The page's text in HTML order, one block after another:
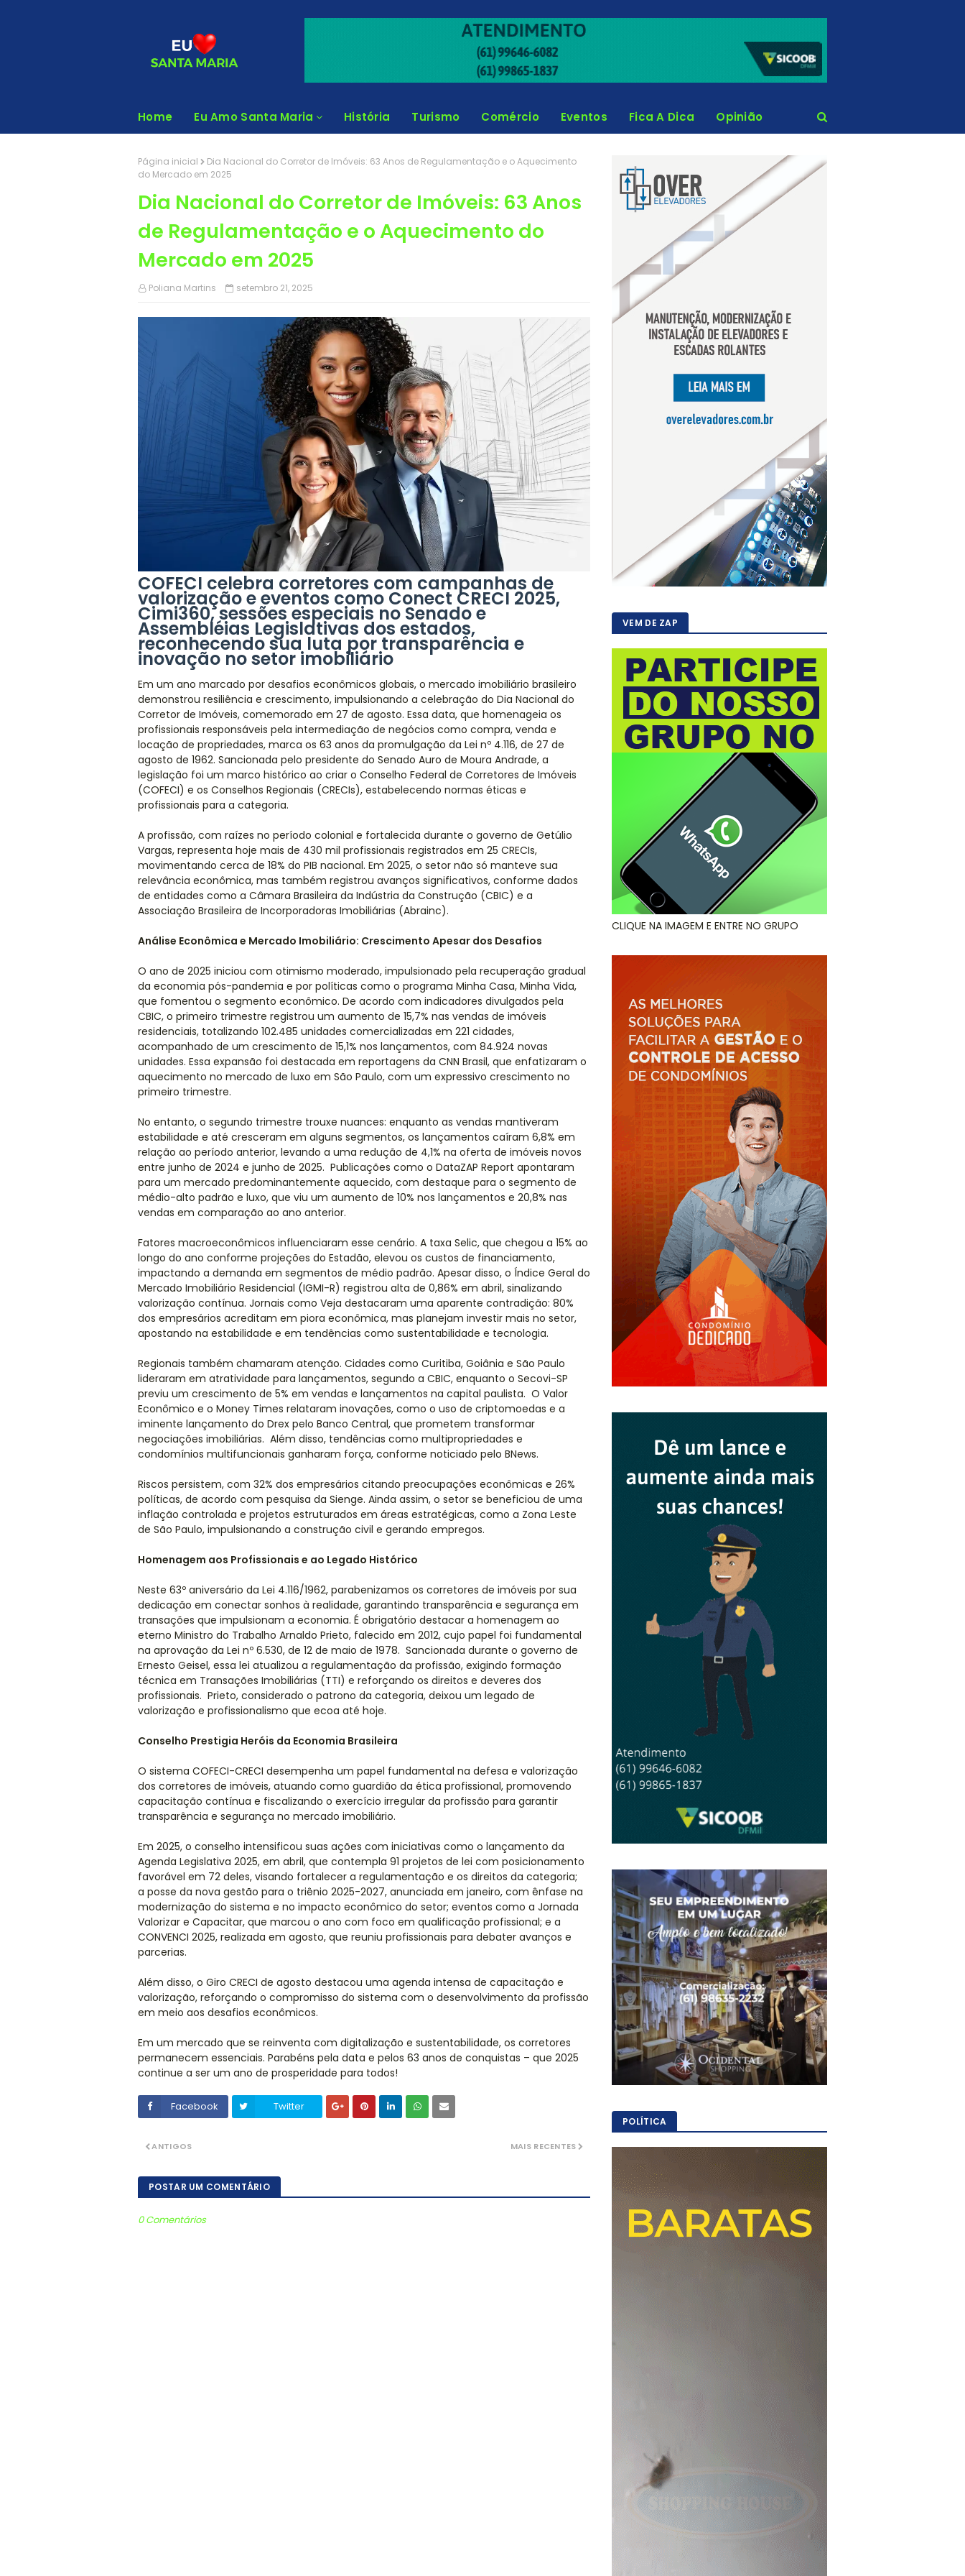
Home Eu Amo Santa Maria História Turismo Comércio Eventos Fica A Dica Opinião
Página inicial
Dia Nacional do Corretor de Imóveis: 63 Anos de Regulamentação e o Aquecimento
do Mercado em 2025
Dia Nacional do Corretor de Imóveis: 63 Anos
de Regulamentação e o Aquecimento do
Mercado em 2025
Poliana Martins setembro 21, 2025
COFECI celebra corretores com campanhas de
valorização e eventos como Conect CRECI 2025,
Cimi360, sessões especiais no Senado e
Assembléias Legislativas dos estados,
reconhecendo sua luta por transparência e
inovação no setor imobiliário
Em um ano marcado por desafios econômicos globais, o mercado imobiliário brasileiro
demonstrou resiliência e crescimento, impulsionando a celebração do Dia Nacional do
Corretor de Imóveis, comemorado em 27 de agosto. Essa data, que homenageia os
profissionais responsáveis pela intermediação de negócios como compra, venda e
locação de propriedades, marca os 63 anos da promulgação da Lei nº 4.116, de 27 de
agosto de 1962. Sancionada pelo presidente do Senado Auro de Moura Andrade, a
legislação foi um marco histórico ao criar o Conselho Federal de Corretores de Imóveis
(COFECI) e os Conselhos Regionais (CRECIs), estabelecendo normas éticas e
profissionais para a categoria.
A profissão, com raízes no período colonial e fortalecida durante o governo de Getúlio
Vargas, representa hoje mais de 430 mil profissionais registrados em 25 CRECIs,
movimentando cerca de 18% do PIB nacional. Em 2025, o setor não só manteve sua
relevância econômica, mas também registrou avanços significativos, conforme dados
de entidades como a Câmara Brasileira da Indústria da Construção (CBIC) e a
Associação Brasileira de Incorporadoras Imobiliárias (Abrainc).
Análise Econômica e Mercado Imobiliário: Crescimento Apesar dos Desafios
O ano de 2025 iniciou com otimismo moderado, impulsionado pela recuperação gradual
da economia pós-pandemia e por políticas como o programa Minha Casa, Minha Vida,
que fomentou o segmento econômico. De acordo com indicadores divulgados pela
CBIC, o primeiro trimestre registrou um aumento de 15,7% nas vendas de imóveis
residenciais, totalizando 102.485 unidades comercializadas em 221 cidades,
acompanhado de um crescimento de 15,1% nos lançamentos, com 84.924 novas
unidades. Essa expansão foi destacada em reportagens da CNN Brasil, que enfatizaram o
aquecimento no mercado de luxo em São Paulo, com um expressivo crescimento no
primeiro trimestre.
No entanto, o segundo trimestre trouxe nuances: enquanto as vendas mantiveram
estabilidade e até cresceram em alguns segmentos, os lançamentos caíram 6,8% em
relação ao período anterior, levando a uma redução de 4,1% na oferta de imóveis novos
entre junho de 2024 e junho de 2025. Publicações como o DataZAP Report apontaram
para um mercado predominantemente aquecido, com destaque para o segmento de
médio-alto padrão e luxo, que viu um aumento de 10% nos lançamentos e 20,8% nas
vendas em comparação ao ano anterior.
Fatores macroeconômicos influenciaram esse cenário. A taxa Selic, que chegou a 15% ao
longo do ano conforme projeções do Estadão, elevou os custos de financiamento,
impactando a demanda em segmentos de médio padrão. Apesar disso, o Índice Geral do
Mercado Imobiliário Residencial (IGMI-R) registrou alta de 0,86% em abril, sinalizando
valorização contínua. Jornais como Veja destacaram uma aparente contradição: 80%
dos empresários acreditam em piora econômica, mas planejam investir mais no setor,
apostando na estabilidade e em tendências como sustentabilidade e tecnologia.
Regionais também chamaram atenção. Cidades como Curitiba, Goiânia e São Paulo
lideraram em atratividade para lançamentos, segundo a CBIC, enquanto o Secovi-SP
previu um crescimento de 5% em vendas e lançamentos na capital paulista. O Valor
Econômico e o Money Times relataram inovações, como o uso de criptomoedas e a
iminente lançamento do Drex pelo Banco Central, que prometem transformar
negociações imobiliárias. Além disso, tendências como multipropriedades e
condomínios multifuncionais ganharam força, conforme noticiado pelo BNews.
Riscos persistem, com 32% dos empresários citando preocupações econômicas e 26%
políticas, de acordo com pesquisa da Sienge. Ainda assim, o setor se beneficiou de uma
inflação controlada e projetos estruturados em áreas estratégicas, como a Zona Leste
de São Paulo, impulsionando a construção civil e gerando empregos.
Homenagem aos Profissionais e ao Legado Histórico
Neste 63º aniversário da Lei 4.116/1962, parabenizamos os corretores de imóveis por sua
dedicação em conectar sonhos à realidade, garantindo transparência e segurança em
transações que impulsionam a economia. É obrigatório destacar a homenagem ao
eterno Ministro do Trabalho Arnaldo Prieto, falecido em 2012, cujo papel foi fundamental
na aprovação da Lei nº 6.530, de 12 de maio de 1978. Sancionada durante o governo de
Ernesto Geisel, essa lei atualizou a regulamentação da profissão, exigindo formação
técnica em Transações Imobiliárias (TTI) e reforçando os direitos e deveres dos
profissionais. Prieto, considerado o patrono da categoria, deixou um legado de
valorização e profissionalismo que ecoa até hoje.
Conselho Prestigia Heróis da Economia Brasileira
O sistema COFECI-CRECI desempenha um papel fundamental na defesa e valorização
dos corretores de imóveis, atuando como guardião da ética profissional, promovendo
capacitação contínua e fiscalizando o exercício irregular da profissão para garantir
transparência e segurança no mercado imobiliário.
Em 2025, o conselho intensificou suas ações com iniciativas como o lançamento da
Agenda Legislativa 2025, em abril, que contempla 91 projetos de lei com posicionamento
favorável em 72 deles, visando fortalecer a regulamentação e os direitos da categoria;
a posse da nova gestão para o triênio 2025-2027, anunciada em janeiro, com ênfase na
modernização do sistema e no impacto econômico do setor; eventos como a Jornada
Valorizar e Capacitar, que marcou o ano com foco em qualificação profissional; e a
CONVENCI 2025, realizada em agosto, que reuniu profissionais para debater avanços e
parcerias.
Além disso, o Giro CRECI de agosto destacou uma agenda intensa de capacitação e
valorização, reforçando o compromisso do sistema com o desenvolvimento da profissão
em meio aos desafios econômicos.
Em um mercado que se reinventa com digitalização e sustentabilidade, os corretores
permanecem essenciais. Parabéns pela data e pelos 63 anos de conquistas – que 2025
continue a ser um ano de prosperidade para todos!
Facebook Twitter
MAIS RECENTES
ANTIGOS
POSTAR UM COMENTÁRIO
0 Comentários
VEM DE ZAP
CLIQUE NA IMAGEM E ENTRE NO GRUPO
POLÍTICA